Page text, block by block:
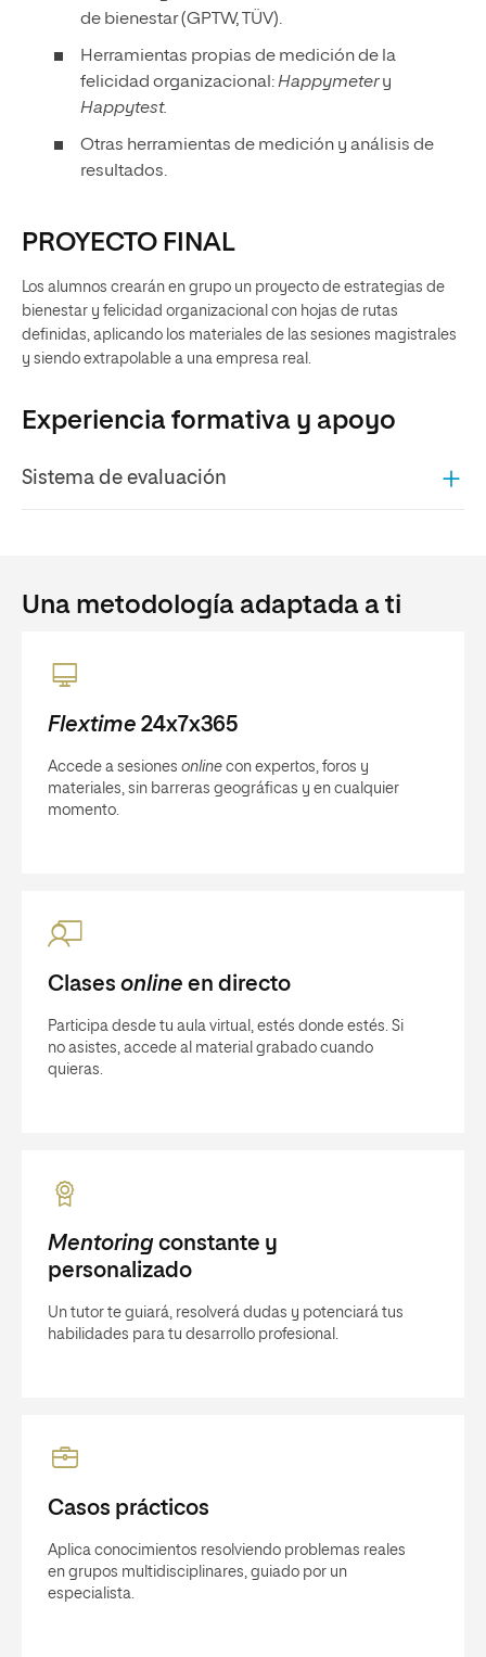
de bienestar (GPTW, TÜV).
Herramientas propias de medición de la
felicidad organizacional:Happymetery
Happytest.
Otras herramientas de medición y análisis de
resultados.
PROYECTO FINAL
Los alumnos crearán en grupo un proyecto de estrategias de
bienestar y felicidad organizacional con hojas de rutas
definidas, aplicando los materiales de las sesiones magistrales
y siendo extrapolable a una empresa real.
Experiencia formativa y apoyo
Sistema de evaluación
Una metodología adaptada a ti
Flextime 24x7x365
Accede a sesiones online con expertos, foros y
materiales, sin barreras geográficas y en cualquier
momento.
Clases online en directo
Participa desde tu aula virtual, estés donde estés. Si
no asistes, accede al material grabado cuando
quieras.
Mentoringconstante y
personalizado
Un tutor te guiará, resolverá dudas y potenciará tus
habilidades para tu desarrollo profesional.
Casos prácticos
Aplica conocimientos resolviendo problemas reales
en grupos multidisciplinares, guiado por un
especialista.